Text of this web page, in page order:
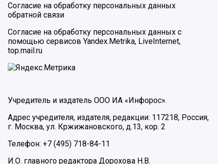
Согласие на обработку персональных данных
обратной связи
Согласие на обработку персональных данных с
помощью сервисов Yandex.Metrika, LiveInternet,
top.mail.ru
Учредитель и издатель ООО ИА «Инфорос».
Адрес учредителя, издателя, редакции: 117218, Россия,
г. Москва, ул. Кржижановского, д.13, кор. 2
Телефон: +7 (495) 718-84-11
И.О. главного редактора Дорохова Н.В.